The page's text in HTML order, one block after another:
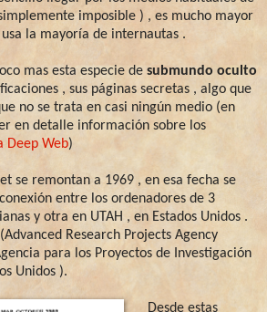
imposible ) , es mucho mayor
la mayoría de internautas .
mas esta especie de submundo oculto
, sus páginas secretas , algo que
no se trata en casi ningún medio (en
en detalle información sobre los
Deep Web)
se remontan a 1969 , en esa fecha se
entre los ordenadores de 3
y otra en UTAH , en Estados Unidos .
(Advanced Research Projects Agency
para los Proyectos de Investigación
Unidos ).
Desde estas